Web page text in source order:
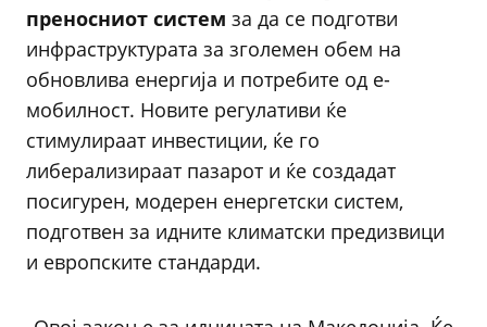
преносниот систем за да се подготви
инфраструктурата за зголемен обем на
обновлива енергија и потребите од е-
мобилност. Новите регулативи ќе
стимулираат инвестиции, ќе го
либерализираат пазарот и ќе создадат
посигурен, модерен енергетски систем,
подготвен за идните климатски предизвици
и европските стандарди.